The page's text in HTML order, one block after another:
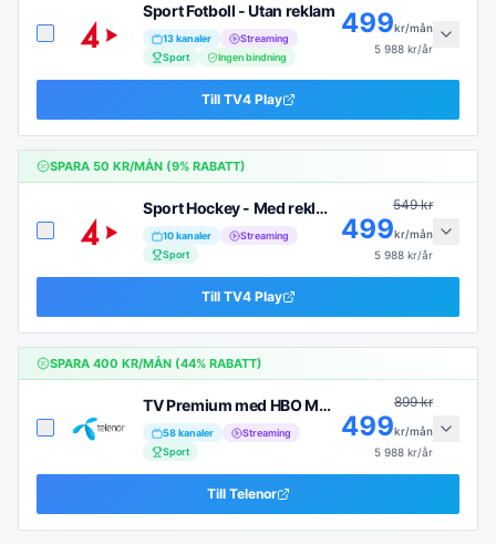
Sport Fotboll - Utan reklam
13kanaler
Streaming
Sport
Ingen bindning
499kr/mån
5 988 kr/år
Till TV4 Play
SPARA 50 KR/MÅN (9% RABATT)
Sport Hockey - Med reklam (6 mån)
10kanaler
Streaming
Sport
549kr
499kr/mån
5 988 kr/år
Till TV4 Play
SPARA 400 KR/MÅN (44% RABATT)
TV Premium med HBO Max
58kanaler
Streaming
Sport
899kr
499kr/mån
5 988 kr/år
Till Telenor